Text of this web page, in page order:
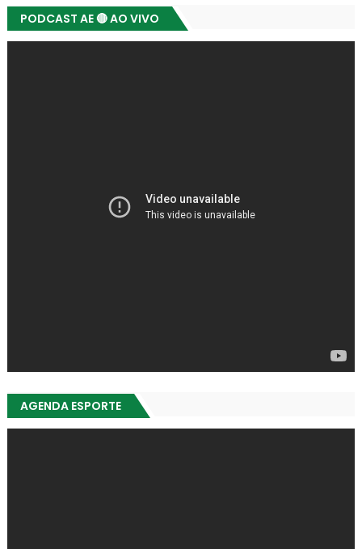
PODCAST AE 🔴 AO VIVO
AGENDA ESPORTE